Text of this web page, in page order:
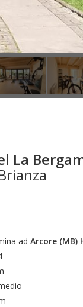
La
ad Arcore (MB)